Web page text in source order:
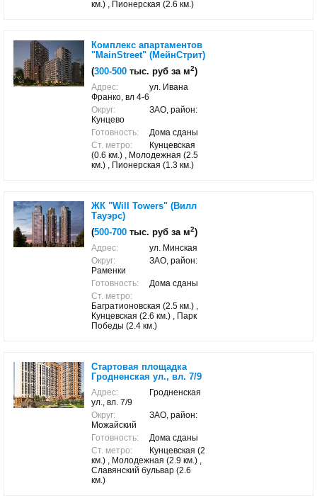
км.) , Пионерская (2.6 км.)
Комплекс апартаментов
"MainStreet" (МейнСтрит)
(300-500 тыс. руб за м2)
Адрес:
ул. Ивана
Франко, вл 4-6
Округ:
ЗАО, район:
Кунцево
Готовность:
Дома сданы
Ст. метро:
Кунцевская
(0.6 км.) , Молодежная (2.5
км.) , Пионерская (1.3 км.)
ЖК "Will Towers" (Вилл
Тауэрс)
(500-700 тыс. руб за м2)
Адрес:
ул. Минская
Округ:
ЗАО, район:
Раменки
Готовность:
Дома сданы
Ст. метро:
Багратионовская (2.5 км.) ,
Кунцевская (2.6 км.) , Парк
Победы (2.4 км.)
Стартовая площадка
Гродненская ул., вл. 7/9
Адрес:
Гродненская
ул., вл. 7/9
Округ:
ЗАО, район:
Можайский
Готовность:
Дома сданы
Ст. метро:
Кунцевская (2
км.) , Молодежная (2.9 км.) ,
Славянский бульвар (2.6
км.)